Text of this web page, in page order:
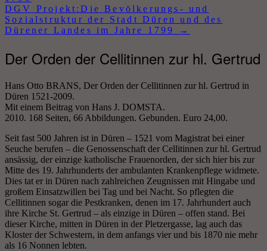
DGV Projekt:Die Bevölkerungs- und
Sozialstruktur der Stadt Düren und des
Dürener Landes im Jahre 1799
→
Der Orden der Cellitinnen zur hl. Gertrud
Hans Otto BRANS, Der Orden der Cellitinnen zur hl. Gertrud in
Düren 1521-2009.
Mit einem Beitrag von Hans J. DOMSTA.
2010. 168 Seiten, 66 Abbildungen. Gebunden. Euro 24,00.
Seit fast 500 Jahren ist in Düren – 1521 vom Magistrat bei einer
Seuche berufen – die Genossenschaft der Cellitinnen zur hl. Gertrud
ansässig, der einzige katholische Frauenorden, der sich hier bis zur
Mitte des 19. Jahrhunderts der ambulanten Krankenpflege widmete.
Dies tat er in Düren nach zahlreichen Zeugnissen mit Hingabe und
großem Einsatzwillen bei Tag und bei Nacht. So pflegten die
Cellitinnen sogar die Pestkranken, denen im 17. Jahrhundert auch
ihre Kirche St. Gertrud – als einzige in Düren – offen stand. Bei
dieser Kirche, mitten in Düren in der Pletzergasse, lag auch das
Kloster der Schwestern, in dem anfangs vier und bis 1870 nie mehr
als 16 Nonnen lebten.